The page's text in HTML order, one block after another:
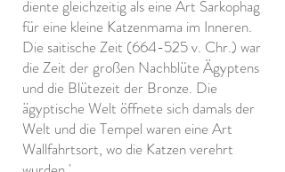
diente gleichzeitig als eine Art Sarkophag
für eine kleine Katzenmama im Inneren.
Die saitische Zeit (664-525 v. Chr.) war
die Zeit der großen Nachblüte Ägyptens
und die Blütezeit der Bronze. Die
ägyptische Welt öffnete sich damals der
Welt und die Tempel waren eine Art
Wallfahrtsort, wo die Katzen verehrt